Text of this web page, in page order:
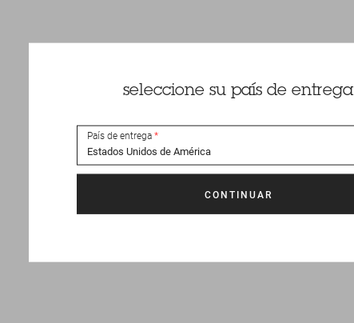
seleccione su país de entrega
País de entrega